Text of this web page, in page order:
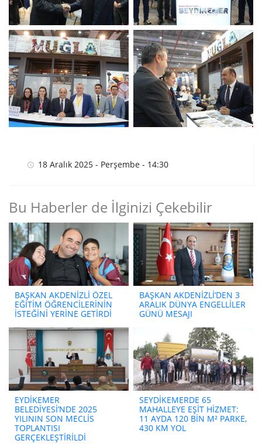
18 Aralık 2025 - Perşembe - 14:30
Bu Haberler de İlginizi Çekebilir
BAŞKAN AKDENİZLİ ÖZEL
EĞİTİM ÖĞRENCİLERİNİN
İSTEĞİNİ YERİNE GETİRDİ
BAŞKAN AKDENİZLİ’DEN 3
ARALIK DÜNYA ENGELLİLER
GÜNÜ MESAJI
EYDİKEMER
BELEDİYESİ’NDE 2025
YILININ SON MECLİS
TOPLANTISI
GERÇEKLEŞTİRİLDİ
SEYDİKEMERDE 65
MAHALLEYE EŞİT HİZMET:
11 AYDA 120 BİN M² PARKE,
430 KM YOL